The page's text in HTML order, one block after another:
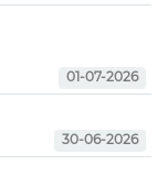
01-07-2026
30-06-2026